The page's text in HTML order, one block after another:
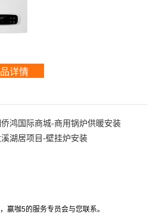
详情
侨鸿国际商城-商用锅炉供暖安装
湖居项目-壁挂炉安装
赢咖5的服务专员会与您联系。